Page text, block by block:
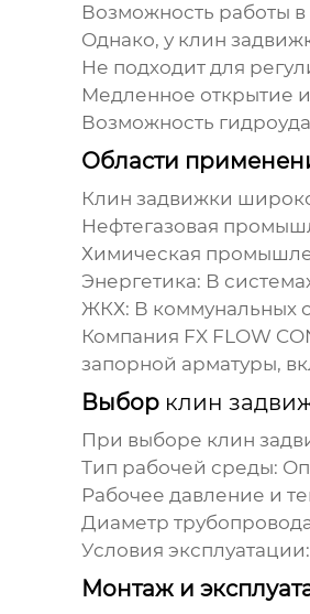
Возможность работы
Однако, у клин
Не подходит для
Медленное открытие
Возможность
Области
Клин задвижки
Нефтегазовая
Химическая
Энергетика: В
ЖКХ: В коммунальных
Компания FX FLOW
запорной арматуры,
Выбор клин
При выборе клин
Тип рабочей среды:
Рабочее давление и
Диаметр
Условия
Монтаж и